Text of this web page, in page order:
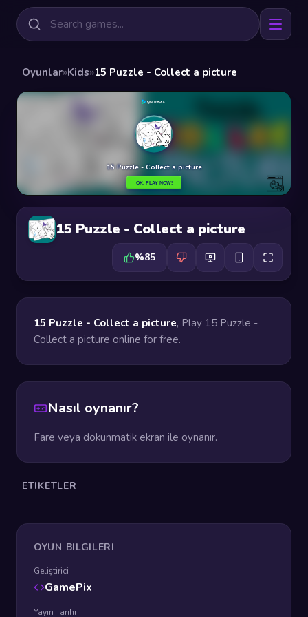
Oyunlar»Kids»15 Puzzle - Collect a picture
15 Puzzle - Collect a picture
%85
15 Puzzle - Collect a picture, Play 15 Puzzle -
Collect a picture online for free.
Nasıl oynanır?
Fare veya dokunmatik ekran ile oynanır.
ETIKETLER
OYUN BILGILERI
Geliştirici
GamePix
Yayın Tarihi